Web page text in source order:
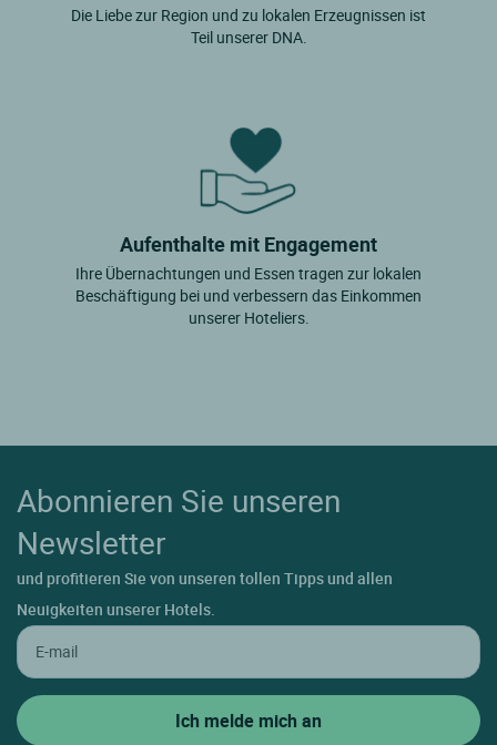
Die Liebe zur Region und zu lokalen Erzeugnissen ist
Teil unserer DNA.
Aufenthalte mit Engagement
Ihre Übernachtungen und Essen tragen zur lokalen
Beschäftigung bei und verbessern das Einkommen
unserer Hoteliers.
Abonnieren Sie unseren
Newsletter
und profitieren Sie von unseren tollen Tipps und allen
Neuigkeiten unserer Hotels.